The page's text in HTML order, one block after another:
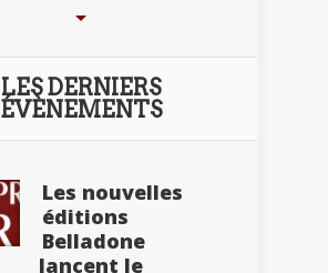
LES DERNIERS
ÉVÈNEMENTS
Les nouvelles
éditions
Belladone
lancent le